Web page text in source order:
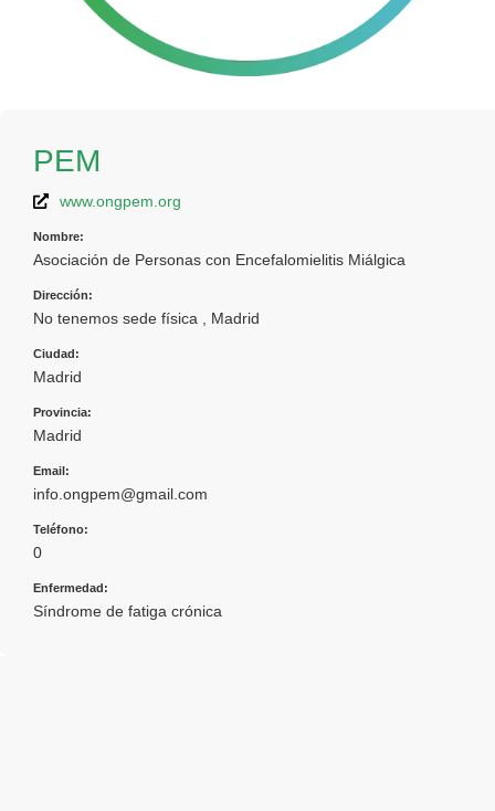
PEM
www.ongpem.org
Nombre:
Asociación de Personas con Encefalomielitis Miálgica
Dirección:
No tenemos sede física , Madrid
Ciudad:
Madrid
Provincia:
Madrid
Email:
info.ongpem@gmail.com
Teléfono:
0
Enfermedad:
Síndrome de fatiga crónica